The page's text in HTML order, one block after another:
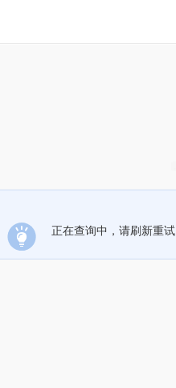
正在查询中，请刷新重试